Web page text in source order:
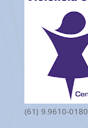
(61) 9.9610-0180